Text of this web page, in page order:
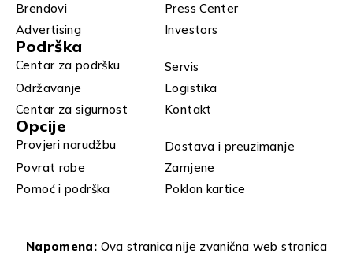
Brendovi
Press Center
Advertising
Investors
Podrška
Centar za podršku
Servis
Održavanje
Logistika
Centar za sigurnost
Kontakt
Opcije
Provjeri narudžbu
Dostava i preuzimanje
Povrat robe
Zamjene
Pomoć i podrška
Poklon kartice
Napomena: Ova stranica nije zvanična web stranica